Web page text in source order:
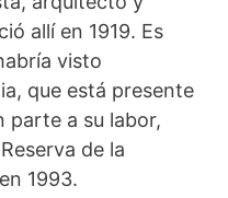
allí en 1919. Es
visto
que está presente
parte a su labor,
de la
1993.